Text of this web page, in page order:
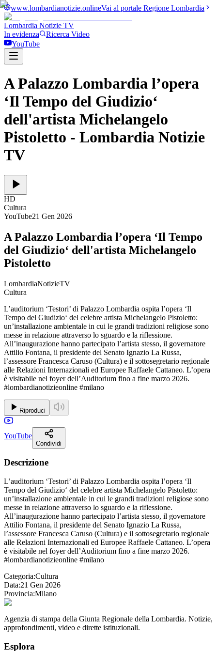
www.lombardianotizie.onlineVai al portale Regione Lombardia
Lombardia Notizie TV
In evidenza
Ricerca Video
YouTube
A Palazzo Lombardia l’opera
‘Il Tempo del Giudizio‘
dell'artista Michelangelo
Pistoletto - Lombardia Notizie
TV
HD
Cultura
YouTube21 Gen 2026
A Palazzo Lombardia l’opera ‘Il Tempo
del Giudizio‘ dell'artista Michelangelo
Pistoletto
LombardiaNotizieTV
Cultura
L’auditorium ‘Testori’ di Palazzo Lombardia ospita l’opera ‘Il
Tempo del Giudizio‘ del celebre artista Michelangelo Pistoletto:
un’installazione ambientale in cui le grandi tradizioni religiose sono
messe in relazione attraverso lo sguardo e la riflessione.
All’inaugurazione hanno partecipato l’artista stesso, il governatore
Attilio Fontana, il presidente del Senato Ignazio La Russa,
l’assessore Francesca Caruso (Cultura) e il sottosegretario regionale
alle Relazioni Internazionali ed Europee Raffaele Cattaneo. L’opera
è visitabile nel foyer dell’Auditorium fino a fine marzo 2026.
#lombardianotizieonline #milano
Riproduci
YouTube
Condividi
Descrizione
L’auditorium ‘Testori’ di Palazzo Lombardia ospita l’opera ‘Il
Tempo del Giudizio‘ del celebre artista Michelangelo Pistoletto:
un’installazione ambientale in cui le grandi tradizioni religiose sono
messe in relazione attraverso lo sguardo e la riflessione.
All’inaugurazione hanno partecipato l’artista stesso, il governatore
Attilio Fontana, il presidente del Senato Ignazio La Russa,
l’assessore Francesca Caruso (Cultura) e il sottosegretario regionale
alle Relazioni Internazionali ed Europee Raffaele Cattaneo. L’opera
è visitabile nel foyer dell’Auditorium fino a fine marzo 2026.
#lombardianotizieonline #milano
Categoria:Cultura
Data:21 Gen 2026
Provincia:Milano
Agenzia di stampa della Giunta Regionale della Lombardia. Notizie,
approfondimenti, video e dirette istituzionali.
Esplora